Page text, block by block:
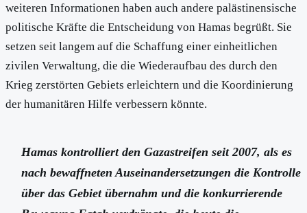
weiteren Informationen haben auch andere palästinensische
politische Kräfte die Entscheidung von Hamas begrüßt. Sie
setzen seit langem auf die Schaffung einer einheitlichen
zivilen Verwaltung, die die Wiederaufbau des durch den
Krieg zerstörten Gebiets erleichtern und die Koordinierung
der humanitären Hilfe verbessern könnte.
Hamas kontrolliert den Gazastreifen seit 2007, als es
nach bewaffneten Auseinandersetzungen die Kontrolle
über das Gebiet übernahm und die konkurrierende